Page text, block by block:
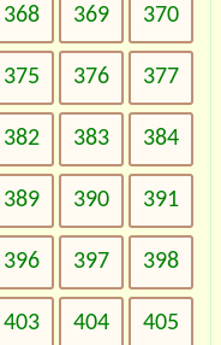
368 369 370
375 376 377
382 383 384
389 390 391
396 397 398
403 404 405